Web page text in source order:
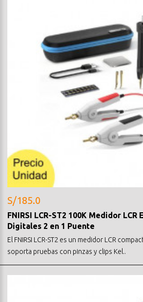
S/185.0
FNIRSI LCR-ST2 100K Medidor LCR
Digitales 2 en 1 Puente
El FNIRSI LCR-ST2 es un medidor LCR
soporta pruebas con pinzas y clips Kel..